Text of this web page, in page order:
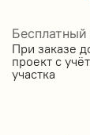
При заказе
проект с
участка